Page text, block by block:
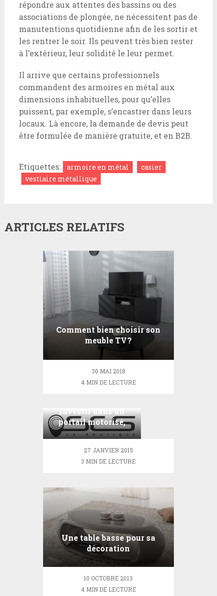
répondre aux attentes des bassins ou des
associations de plongée, ne nécessitent pas de
manutentions quotidienne afin de les sortir et
les rentrer le soir. Ils peuvent très bien rester
à l’extérieur, leur solidité le leur permet.
Il arrive que certains professionnels
commandent des armoires en métal aux
dimensions inhabituelles, pour qu’elles
puissent, par exemple, s’encastrer dans leurs
locaux. Là encore, la demande de devis peut
être formulée de manière gratuite, et en B2B.
Etiquettes: armoire en métal
casier
vestiaire métallique
ARTICLES RELATIFS
Comment bien choisir son
meuble TV ?
30 MAI 2018
4 MIN DE LECTURE
Investir dans un
portail motorisé,
c’est possible
27 JANVIER 2015
3 MIN DE LECTURE
Une table basse pour sa
décoration
10 OCTOBRE 2013
4 MIN DE LECTURE